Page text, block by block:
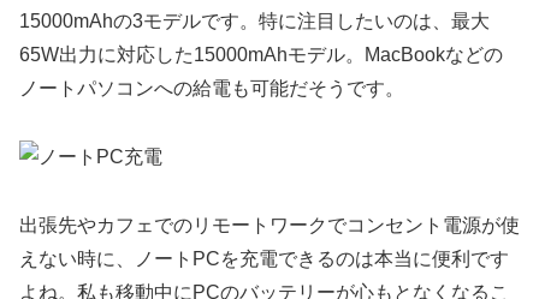
15000mAhの3モデルです。特に注目したいのは、最大
65W出力に対応した15000mAhモデル。MacBookなどの
ノートパソコンへの給電も可能だそうです。
出張先やカフェでのリモートワークでコンセント電源が使
えない時に、ノートPCを充電できるのは本当に便利です
よね。私も移動中にPCのバッテリーが心もとなくなるこ